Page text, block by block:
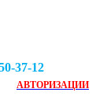
37-12
АВТОРИЗАЦИИ